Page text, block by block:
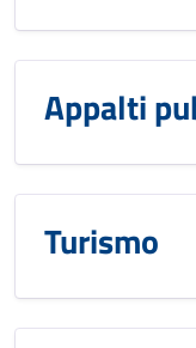
Appalti
Turismo